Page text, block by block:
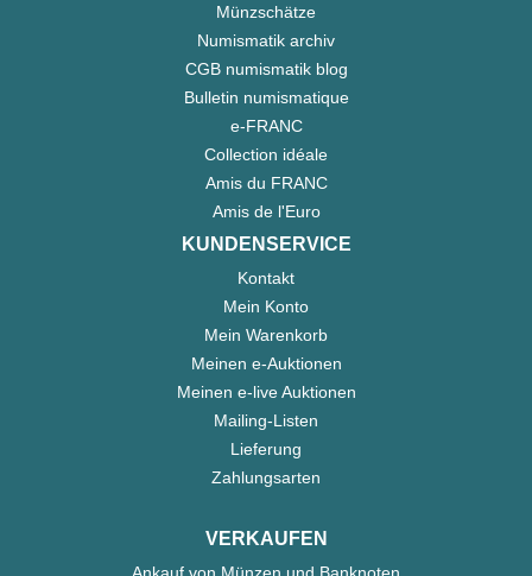
Münzschätze
Numismatik archiv
CGB numismatik blog
Bulletin numismatique
e-FRANC
Collection idéale
Amis du FRANC
Amis de l'Euro
KUNDENSERVICE
Kontakt
Mein Konto
Mein Warenkorb
Meinen e-Auktionen
Meinen e-live Auktionen
Mailing-Listen
Lieferung
Zahlungsarten
VERKAUFEN